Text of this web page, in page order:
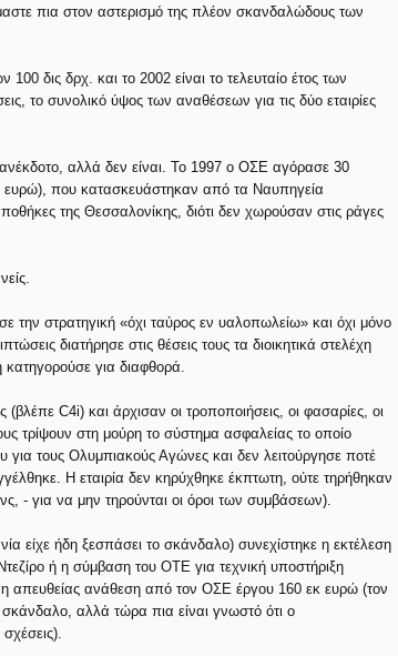
πια στον αστερισμό της πλέον σκανδαλώδους των
δις δρχ. και το 2002 είναι το τελευταίο έτος των
το συνολικό ύψος των αναθέσεων για τις δύο εταιρίες
αλλά δεν είναι. Το 1997 ο ΟΣΕ αγόρασε 30
ευρώ), που κατασκευάστηκαν από τα Ναυπηγεία
της Θεσσαλονίκης, διότι δεν χωρούσαν στις ράγες
στρατηγική «όχι ταύρος εν υαλοπωλείω» και όχι μόνο
διατήρησε στις θέσεις τους τα διοικητικά στελέχη
για διαφθορά.
C4i) και άρχισαν οι τροποποιήσεις, οι φασαρίες, οι
τρίψουν στη μούρη το σύστημα ασφαλείας το οποίο
τους Ολυμπιακούς Αγώνες και δεν λειτούργησε ποτέ
Η εταιρία δεν κηρύχθηκε έκπτωτη, ούτε τηρήθηκαν
- για να μην τηρούνται οι όροι των συμβάσεων).
είχε ήδη ξεσπάσει το σκάνδαλο) συνεχίστηκε η εκτέλεση
ή η σύμβαση του ΟΤΕ για τεχνική υποστήριξη
απευθείας ανάθεση από τον ΟΣΕ έργου 160 εκ ευρώ (τον
αλλά τώρα πια είναι γνωστό ότι ο